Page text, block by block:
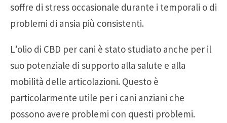
soffre di stress occasionale durante i temporali o di
problemi di ansia più consistenti.
L’olio di CBD per cani è stato studiato anche per il
suo potenziale di supporto alla salute e alla
mobilità delle articolazioni. Questo è
particolarmente utile per i cani anziani che
possono avere problemi con questi problemi.